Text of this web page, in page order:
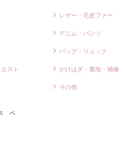
スト
ベ
レザー・毛皮ファー
デニム・パンツ
バッグ・リュック
かけはぎ・裏地・補修
その他